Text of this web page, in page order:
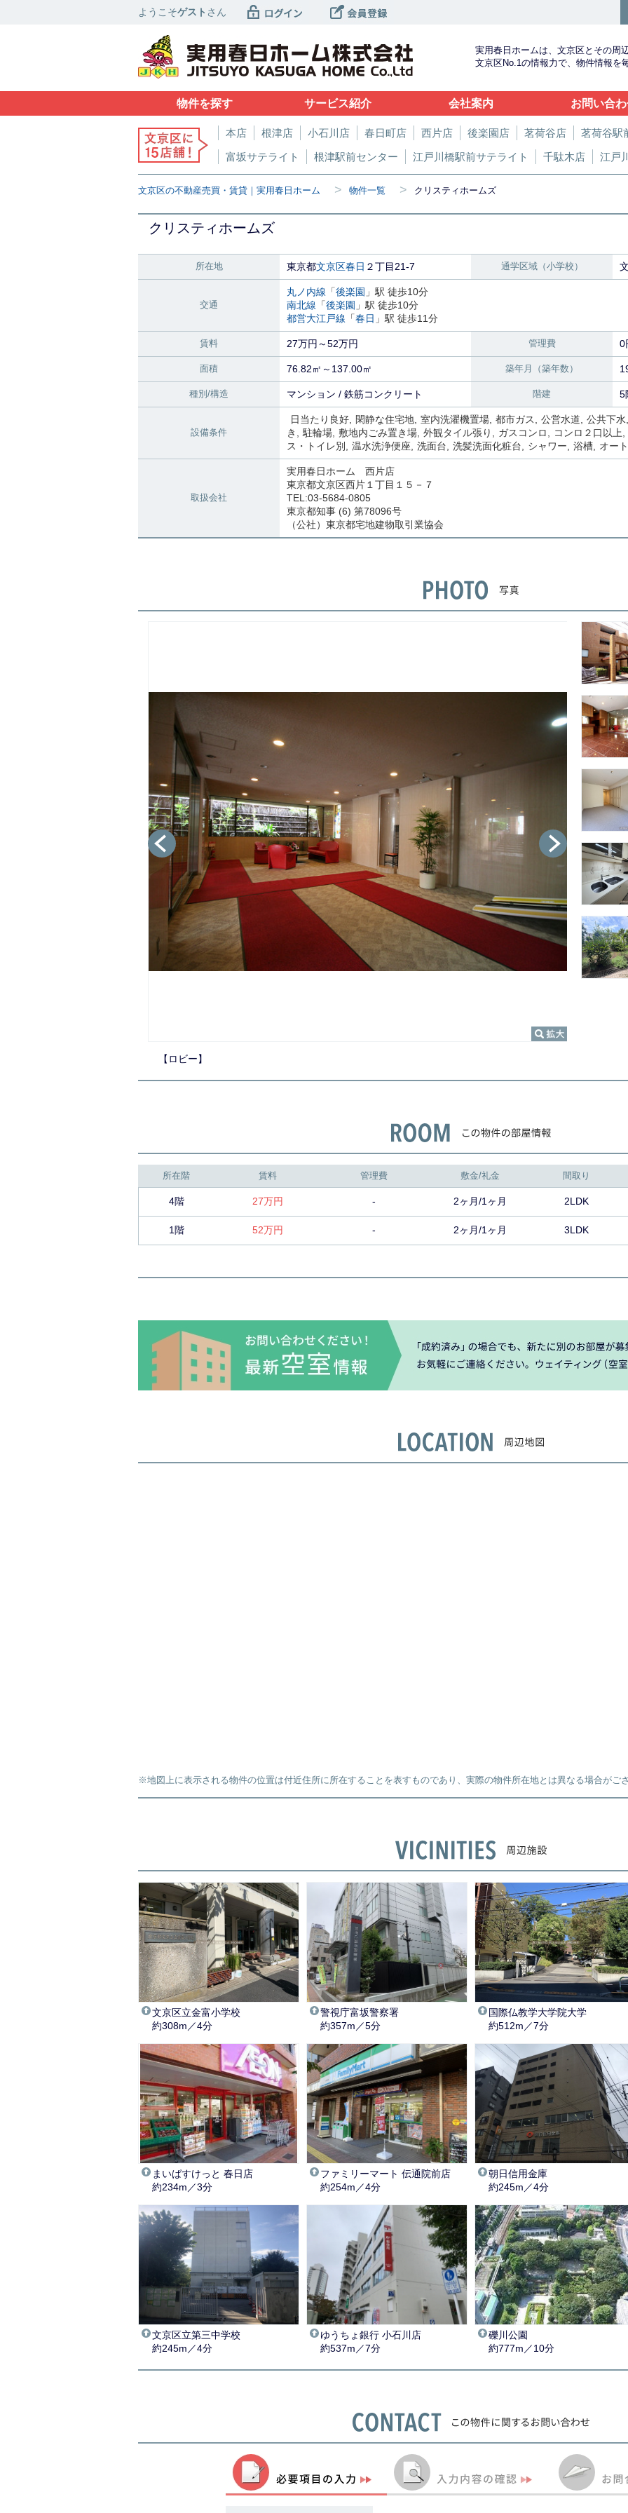
ようこそゲスト さん
実用春日ホームは、文京区とその周
文京区No.1の情報力で、物件情報を
物件を探す サービス紹介 会社案内 お問い合
本店 根津店 小石川店 春日町店 西片店 後楽園店 茗荷谷店 茗荷谷駅
富坂サテライト
根津駅前センター 江戸川橋駅前サテライト 千駄木店 江戸
文京区の不動産売買・賃貸｜実用春日ホーム > 物件一覧 > クリスティホームズ
クリスティホームズ
所在地 東京都文京区春日 ２丁目21-7 通学区域（小学校）
交通
丸ノ内線 「後楽園 」駅 徒歩10分
南北線 「後楽園 」駅 徒歩10分
都営大江戸線 「春日 」駅 徒歩11分
賃料 27万円～52万円 管理費 0
面積 76.82㎡～137.00㎡ 築年月（築年数）
種別/構造 マンション / 鉄筋コンクリート 階建 5
設備条件
日当たり良好 閑静な住宅地 室内洗濯機置場 都市ガス 公営水道 公共下水
き
駐輪場 敷地内ごみ置き場 外観タイル張り ガスコンロ コンロ２口以上
ス・トイレ別
温水洗浄便座 洗面台 洗髪洗面化粧台 シャワー 浴槽 オー
取扱会社
実用春日ホーム 西片店
東京都文京区西片１丁目１５－７
TEL:03-5684-0805
東京都知事 (6) 第78096号
（公社）東京都宅地建物取引業協会
【ロビー】
所在階 賃料 管理費 敷金/礼金 間取り
4階 27万円 - 2ヶ月/1ヶ月 2LDK
1階 52万円 - 2ヶ月/1ヶ月 3LDK
※地図上に表示される物件の位置は付近住所に所在することを表すものであり、実際の物件所在地とは異なる場合がござ
文京区立金富小学校
約308m／4分
警視庁富坂警察署
約357m／5分
国際仏教学大学院大学
約512m／7分
まいばすけっと 春日店
約234m／3分
ファミリーマート 伝通院前店
約254m／4分
朝日信用金庫
約245m／4分
文京区立第三中学校
約245m／4分
ゆうちょ銀行 小石川店
約537m／7分
礫川公園
約777m／10分